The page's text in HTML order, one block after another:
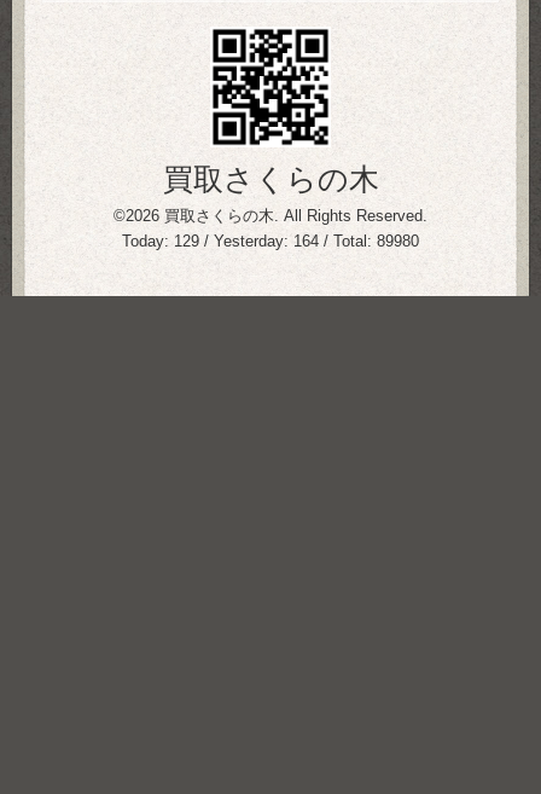
買取さくらの木
©2026 買取さくらの木. All Rights Reserved.
Today: 129 / Yesterday: 164 / Total: 89980